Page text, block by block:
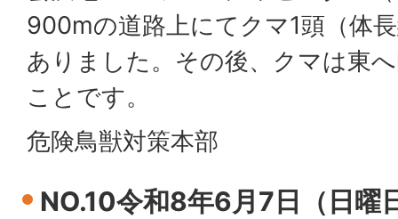
900mの道路上にてクマ1頭（体
ありました。その後、クマは東
ことです。
危険鳥獣対策本部
NO.10令和8年6月7日（日曜